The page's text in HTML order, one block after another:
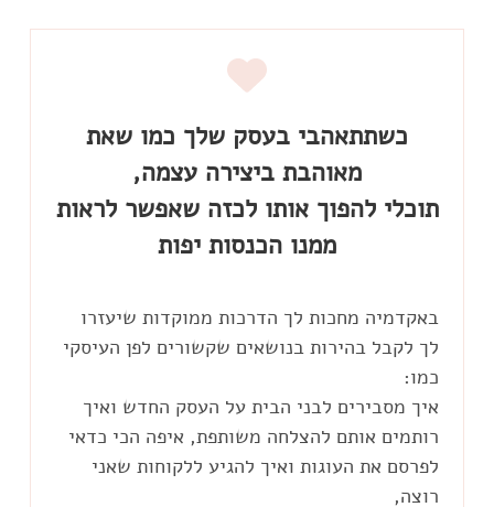
כשתתאהבי בעסק שלך כמו שאת
תוכלי להפוך אותו לכזה שאפשר לראות
ממנו הכנסות יפות
באקדמיה מחכות לך הדרכות ממוקדות שיעזרו
לך לקבל בהירות בנושאים שקשורים לפן העיסקי
איך מסבירים לבני הבית על העסק החדש ואיך
רותמים אותם להצלחה משותפת, איפה הכי כדאי
לפרסם את העוגות ואיך להגיע ללקוחות שאני